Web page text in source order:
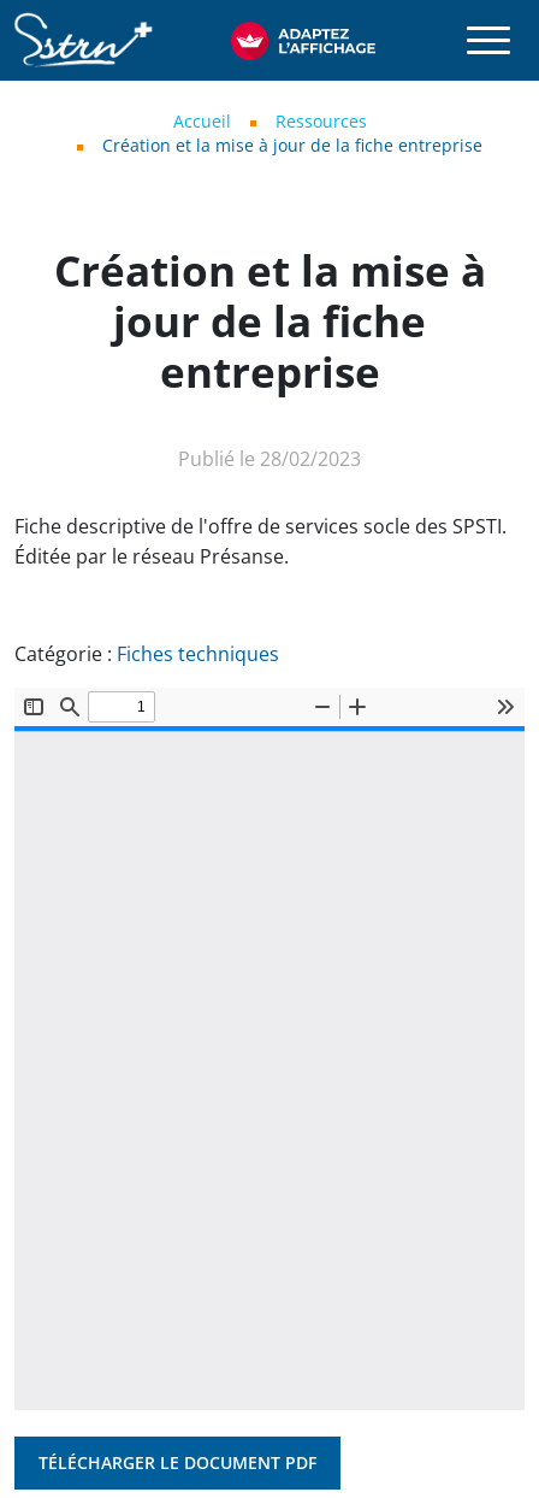
Aller au contenu principal
SSTRN
Accueil
Ressources
Création et la mise à jour de la fiche entreprise
Création et la mise à
jour de la fiche
entreprise
Publié le 28/02/2023
Fiche descriptive de l'offre de services socle des SPSTI.
Éditée par le réseau Présanse.
Catégorie : Fiches techniques
Document
TÉLÉCHARGER LE DOCUMENT PDF